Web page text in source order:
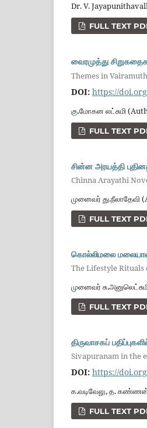
Dr. V.
FULL TEXT
வைரமுத்து
Themes in
DOI: https://
கு.மோகன லட்சுமி
FULL TEXT
சின்ன அரயத்தி
Chinna Arayathi
முனைவர் து.நீலாதேவி
FULL TEXT
கொல்லிமலை
The Lifestyle
முனைவர்
FULL TEXT
திருவாசகப்
Sivapuranam in the
DOI: https://
க.வடிவேலு, த.
FULL TEXT